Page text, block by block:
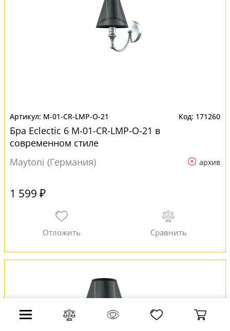
M-01-CR-LMP-O-21 171260
Бра Eclectic 6 M-01-CR-LMP-O-21 в
современном стиле
Maytoni (Германия)
архив
1 599 ₽